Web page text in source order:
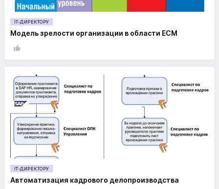
IT-ДИРЕКТОРУ
Модель зрелости организации в области ECM
IT-ДИРЕКТОРУ
Автоматизация кадрового делопроизводства